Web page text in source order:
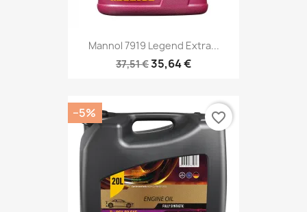
Mannol 7919 Legend Extra...
37,51 €35,64 €
−5% favorite_border